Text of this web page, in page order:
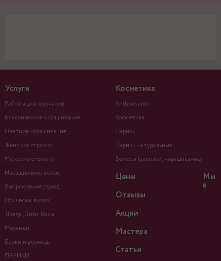
Услуги
Работы для журналов
Классическое окрашивание
Цветное окрашивание
Женские стрижки
Мужские стрижки
Наращивание волос
Выпрямление / уход
Прически, визаж
Дреды, Зизи, Косы
Мехенди
Брови и ресницы
ПАРИКИ
Косметика
Anthocyanin
Косметика
Парики
Парики натуральные
Волосы (заколки, наращивание)
Цены
Отзывы
Акции
Мастера
Статьи
Мы
в